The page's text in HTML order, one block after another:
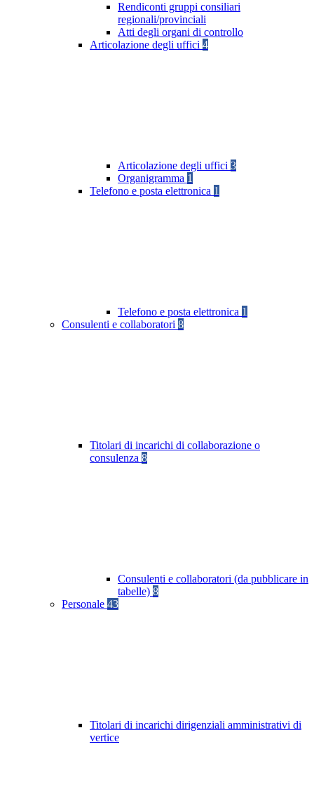
Rendiconti gruppi consiliari
regionali/provinciali
Atti degli organi di controllo
Articolazione degli uffici 4
Articolazione degli uffici 3
Organigramma 1
Telefono e posta elettronica 1
Telefono e posta elettronica 1
Consulenti e collaboratori 8
Titolari di incarichi di collaborazione o
consulenza 8
Consulenti e collaboratori (da pubblicare in
tabelle) 8
Personale 43
Titolari di incarichi dirigenziali amministrativi di
vertice